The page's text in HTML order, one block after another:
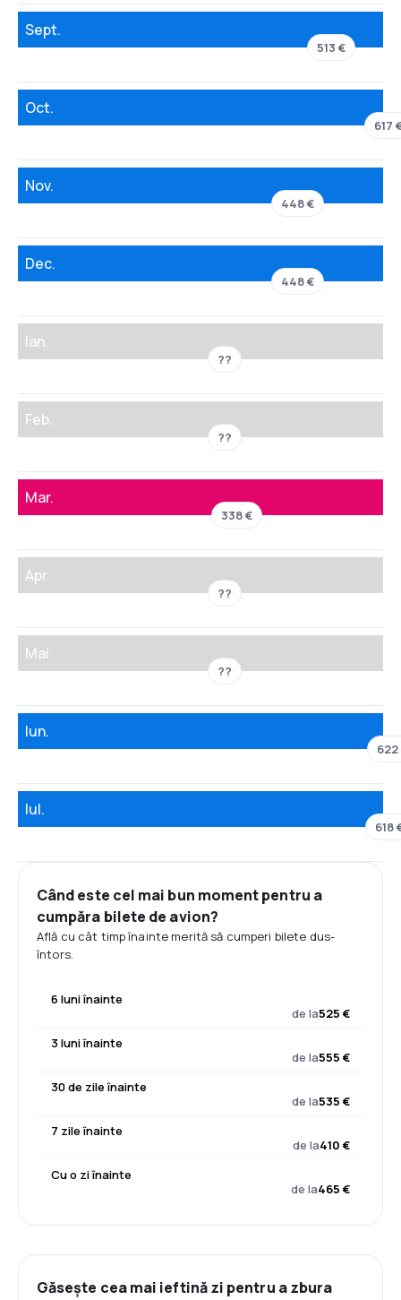
Sept.
513 €
Oct.
617
Nov.
448 €
Dec.
448 €
Ian.
??
Feb.
??
Mar.
338 €
Apr.
??
Mai
??
Iun.
622
Iul.
618
Când este cel mai bun moment pentru a
cumpăra bilete de avion?
Află cu cât timp înainte merită să cumperi bilete dus-
întors.
6 luni înainte
de la525 €
3 luni înainte
de la555 €
30 de zile înainte
de la535 €
7 zile înainte
de la410 €
Cu o zi înainte
de la465 €
Găsește cea mai ieftină zi pentru a zbura